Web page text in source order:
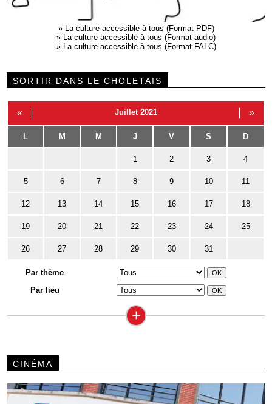
»
La culture accessible à tous (Format PDF)
»
La culture accessible à tous (Format audio)
»
La culture accessible à tous (Format FALC)
SORTIR DANS LE CHOLETAIS
« Juillet 2021 »
L M M J V S D
1 2 3 4
5 6 7 8 9 10 11
12 13 14 15 16 17 18
19 20 21 22 23 24 25
26 27 28 29 30 31
Par thème
Par lieu
+
CINÉMA